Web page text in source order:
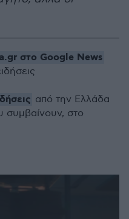
στο Google News
από την Ελλάδα
συμβαίνουν, στο